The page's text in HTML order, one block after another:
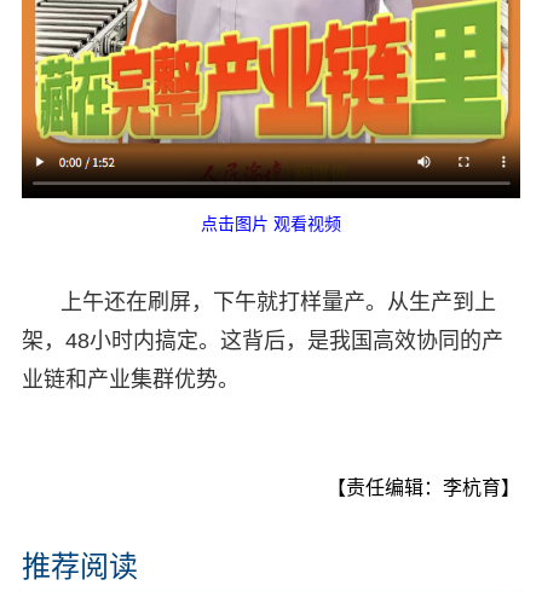
点击图片 观看视频
上午还在刷屏，下午就打样量产。从生产到上
架，48小时内搞定。这背后，是我国高效协同的产
业链和产业集群优势。
【责任编辑：李杭育】
推荐阅读